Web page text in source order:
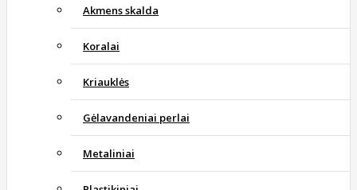
Akmens skalda
Koralai
Kriauklės
Gėlavandeniai perlai
Metaliniai